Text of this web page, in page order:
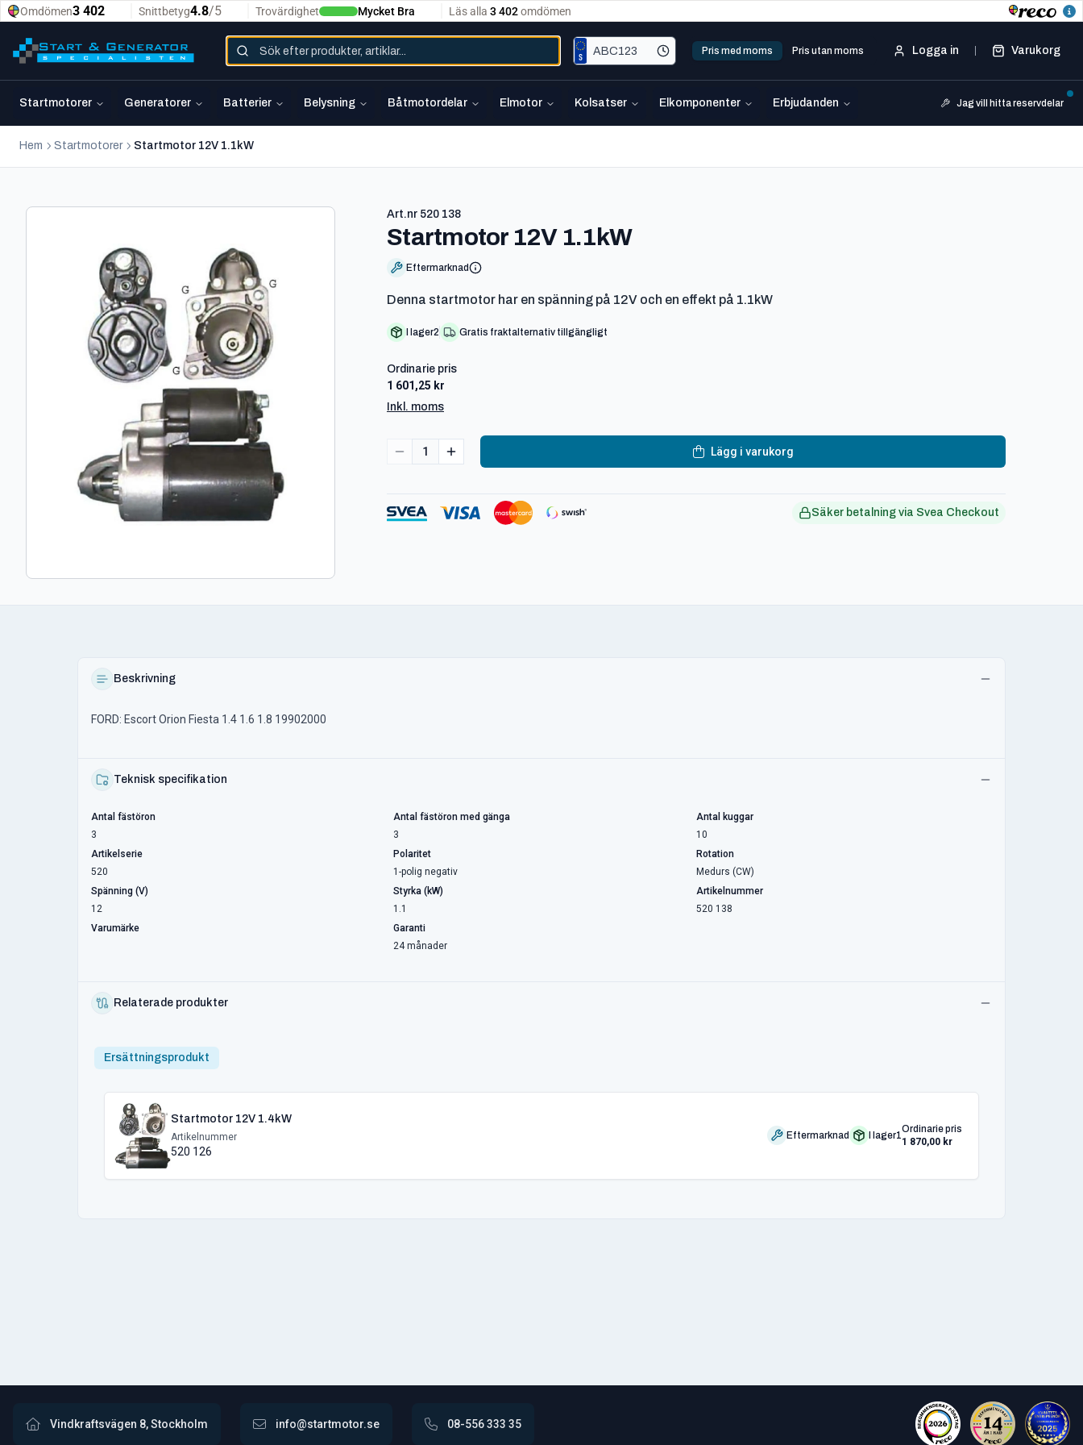
Pris med moms Pris utan moms Logga in Varukorg
Startmotorer Generatorer Batterier Belysning Båtmotordelar Elmotor Kolsatser Elkomponenter Erbjudanden Jag vill hitta reservdelar
Hem Startmotorer Startmotor 12V 1.1kW
Art.nr 520 138
Startmotor 12V 1.1kW-
Eftermarknad
Denna startmotor har en spänning på 12V och en effekt på 1.1kW
I lager2 Gratis fraktalternativ tillgängligt
Ordinarie pris
1 601,25 kr
Inkl. moms
1 Lägg i varukorg
Säker betalning via Svea Checkout
Beskrivning
FORD: Escort Orion Fiesta 1.4 1.6 1.8 19902000
Teknisk specifikation
Antal fästöron
3
Antal fästöron med gänga
3
Antal kuggar
10
Artikelserie
520
Polaritet
1-polig negativ
Rotation
Medurs (CW)
Spänning (V)
12
Styrka (kW)
1.1
Artikelnummer
520 138
Varumärke
Garanti
24 månader
Relaterade produkter
Ersättningsprodukt
Startmotor 12V 1.4kW
Artikelnummer
520 126
Eftermarknad I lager1
Ordinarie pris
1 870,00 kr
Vindkraftsvägen 8, Stockholm info@startmotor.se 08-556 333 35